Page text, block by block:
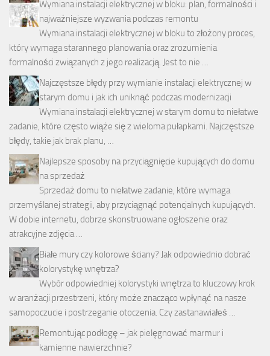
Wymiana instalacji elektrycznej w bloku: plan, formalności i
najważniejsze wyzwania podczas remontu
Wymiana instalacji elektrycznej w bloku to złożony proces,
który wymaga starannego planowania oraz zrozumienia
formalności związanych z jego realizacją. Jest to nie …
Najczęstsze błędy przy wymianie instalacji elektrycznej w
starym domu i jak ich uniknąć podczas modernizacji
Wymiana instalacji elektrycznej w starym domu to niełatwe
zadanie, które często wiąże się z wieloma pułapkami. Najczęstsze
błędy, takie jak brak planu, …
Najlepsze sposoby na przyciągnięcie kupujących do domu
na sprzedaż
Sprzedaż domu to niełatwe zadanie, które wymaga
przemyślanej strategii, aby przyciągnąć potencjalnych kupujących.
W dobie internetu, dobrze skonstruowane ogłoszenie oraz
atrakcyjne zdjęcia …
Białe mury czy kolorowe ściany? Jak odpowiednio dobrać
kolorystykę wnętrza?
Wybór odpowiedniej kolorystyki wnętrza to kluczowy krok
w aranżacji przestrzeni, który może znacząco wpłynąć na nasze
samopoczucie i postrzeganie otoczenia. Czy zastanawiałeś …
Remontując podłogę – jak pielęgnować marmur i
kamienne nawierzchnie?